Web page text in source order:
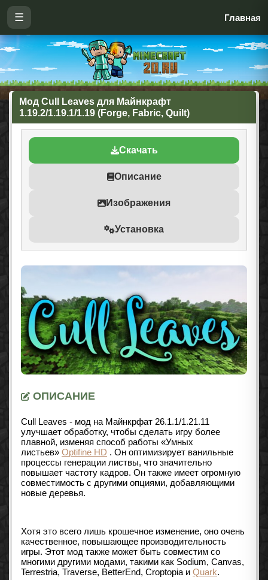
☰ Главная
Мод Cull Leaves для Майнкрафт
1.19.2/1.19.1/1.19 (Forge, Fabric, Quilt)
Скачать
Описание
Изображения
Установка
ОПИСАНИЕ
Cull Leaves - мод на Майнкрфат 26.1.1/1.21.11
улучшает обработку, чтобы сделать игру более
плавной, изменяя способ работы «Умных
листьев» Optifine HD . Он оптимизирует ванильные
процессы генерации листвы, что значительно
повышает частоту кадров. Он также имеет огромную
совместимость с другими опциями, добавляющими
новые деревья.
Хотя это всего лишь крошечное изменение, оно очень
качественное, повышающее производительность
игры. Этот мод также может быть совместим со
многими другими модами, такими как Sodium, Canvas,
Terrestria, Traverse, BetterEnd, Croptopia и Quark.